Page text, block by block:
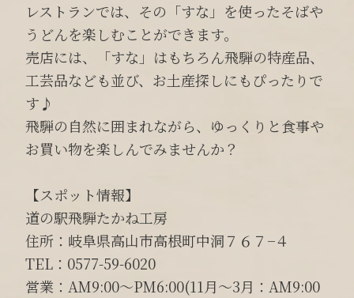
レストランでは、その「すな」を使ったそばや
うどんを楽しむことができます。
売店には、「すな」はもちろん飛騨の特産品、
工芸品なども並び、お土産探しにもぴったりで
す♪
飛騨の自然に囲まれながら、ゆっくりと食事や
お買い物を楽しんでみませんか？
【スポット情報】
道の駅飛騨たかね工房
住所：岐阜県高山市高根町中洞７６７−４
TEL：0577-59-6020
営業：AM9:00～PM6:00(11月～3月：AM9:00